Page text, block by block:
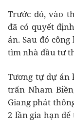
Trước đó, vào
đã có quyết
án. Sau đó
tìm nhà đầu tư
Tương tự dự án
trấn Nham
Giang phát
2 lần gia hạn